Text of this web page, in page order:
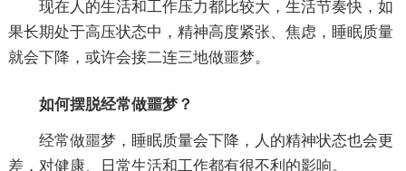
现在人的生活和工作压力都比较大，生活节奏快，如
果长期处于高压状态中，精神高度紧张、焦虑，睡眠质量
就会下降，或许会接二连三地做噩梦。
如何摆脱经常做噩梦？
经常做噩梦，睡眠质量会下降，人的精神状态也会更
差，对健康、日常生活和工作都有很不利的影响。